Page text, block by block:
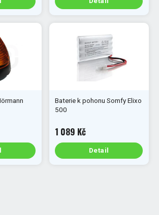
Baterie k pohonu Somfy Elixo
500
1 089 Kč
Detail